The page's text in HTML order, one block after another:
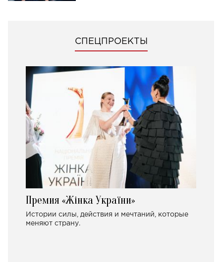
СПЕЦПРОЕКТЫ
Премия «Жінка України»
Истории силы, действия и мечтаний, которые
меняют страну.